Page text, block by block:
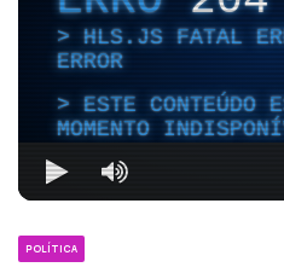
HLS.JS FATAL
ERROR
ESTE CONTEÚDO
MOMENTO
POLÍTICA